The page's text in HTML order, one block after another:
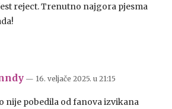
reject. Trenutno najgora pjesma
— 16. veljače 2025. u 21:15
nije pobedila od fanova izvikana